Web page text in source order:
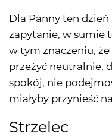
Dla Panny ten
zapytanie, w sumie
w tym znaczeniu,
przeżyć neutralnie,
spokój, nie
miałyby przynieść
Strzelec